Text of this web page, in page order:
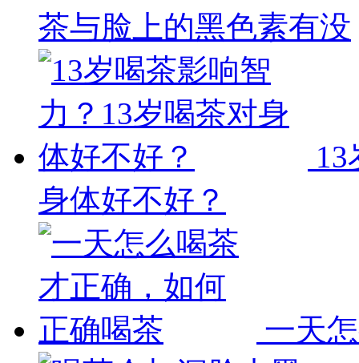
茶与脸上的黑色素有没
身体好不好？
一天